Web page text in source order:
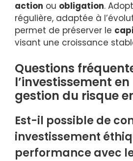
action ou obligation.
régulière, adaptée à
permet de préserver le
visant une croissance
Questions
l’investissement en
gestion du risque
Est-il possible de
investissement
performance avec